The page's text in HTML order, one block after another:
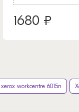
1680 ₽
xerox workcentre 6015n